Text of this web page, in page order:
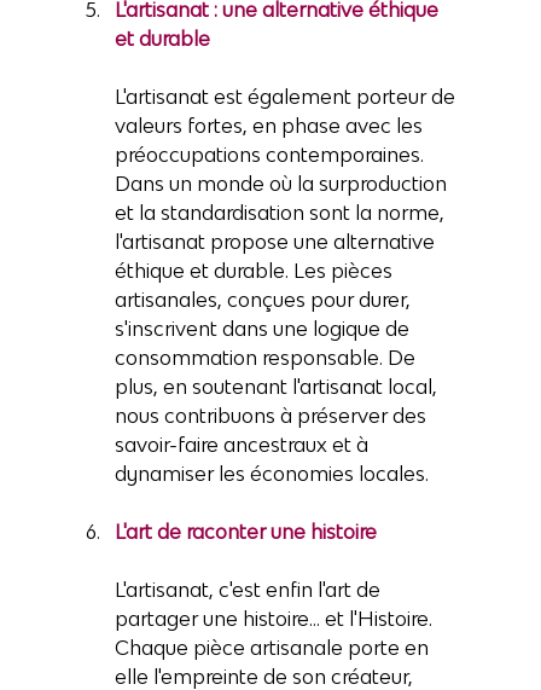
L'artisanat : une alternative éthique
et durable
L'artisanat est également porteur de
valeurs fortes, en phase avec les
préoccupations contemporaines.
Dans un monde où la surproduction
et la standardisation sont la norme,
l'artisanat propose une alternative
éthique et durable. Les pièces
artisanales, conçues pour durer,
s'inscrivent dans une logique de
consommation responsable. De
plus, en soutenant l'artisanat local,
nous contribuons à préserver des
savoir-faire ancestraux et à
dynamiser les économies locales.
L'art de raconter une histoire
L'artisanat, c'est enfin l'art de
partager une histoire... et l'Histoire.
Chaque pièce artisanale porte en
elle l'empreinte de son créateur,